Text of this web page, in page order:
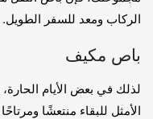
الركاب ومعد للسفر الطويل.
باص مكيف
لذلك في بعض الأيام
الأمثل للبقاء منتعشًا